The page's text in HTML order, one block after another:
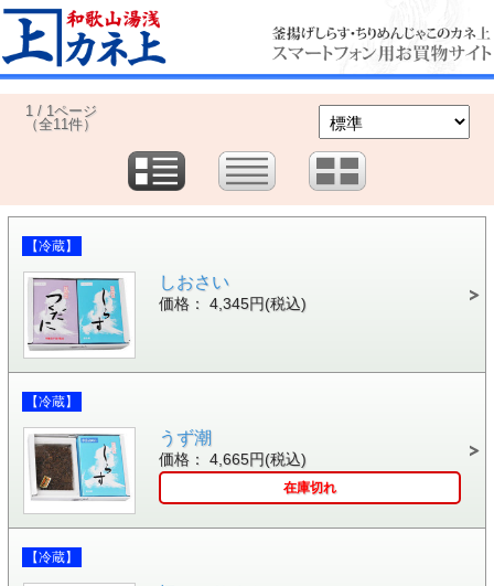
1 / 1ページ
（全11件）
【冷蔵】
しおさい
価格： 4,345円(税込)
【冷蔵】
うず潮
価格： 4,665円(税込)
在庫切れ
【冷蔵】